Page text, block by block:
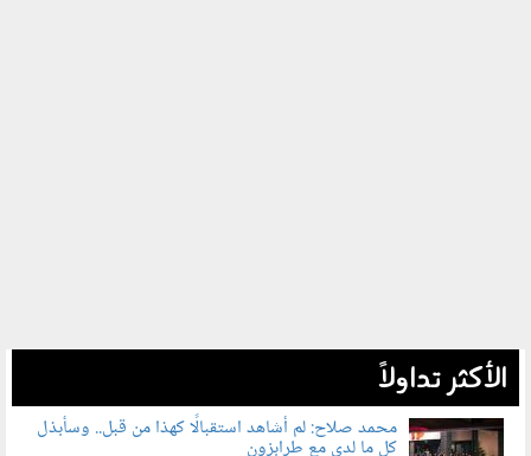
الأكثر تداولاً
محمد صلاح: لم أشاهد استقبالًا كهذا من قبل.. وسأبذل
كل ما لدي مع طرابزون